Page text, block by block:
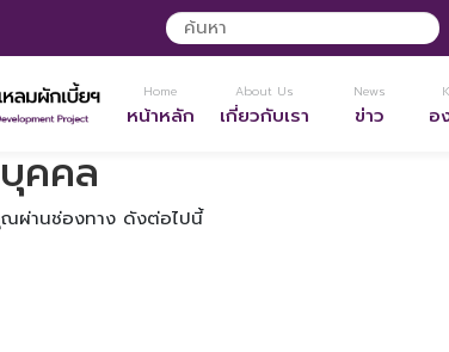
Home
หน้าหลัก
About Us
เกี่ยวกับเรา
News
ข่าว อ
คคล
ณผ่านช่องทาง ดังต่อไปนี้